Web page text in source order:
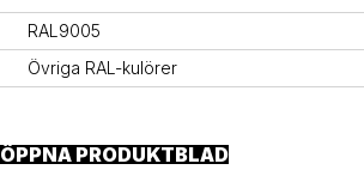
RAL9005
Övriga RAL-kulörer
ÖPPNA PRODUKTBLAD